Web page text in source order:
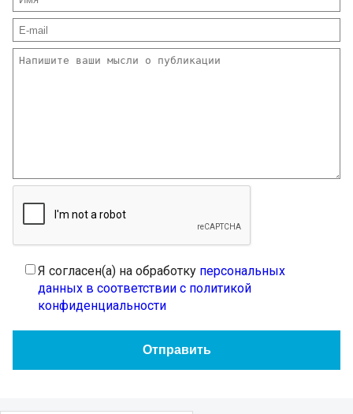
Я согласен(а) на обработку персональных
данных в соответствии с политикой
конфиденциальности